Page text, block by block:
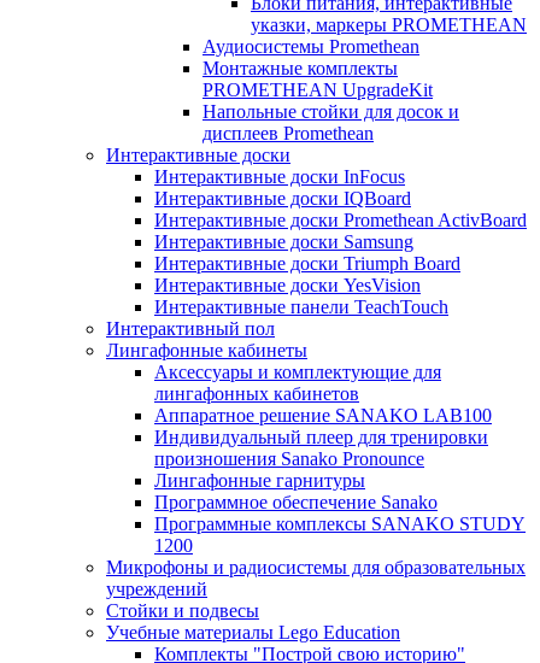
указки, маркеры PROMETHEAN
Аудиосистемы Promethean
Монтажные комплекты
PROMETHEAN UpgradeKit
Напольные стойки для досок и
дисплеев Promethean
Интерактивные доски
Интерактивные доски InFocus
Интерактивные доски IQBoard
Интерактивные доски Promethean ActivBoard
Интерактивные доски Samsung
Интерактивные доски Triumph Board
Интерактивные доски YesVision
Интерактивные панели TeachTouch
Интерактивный пол
Лингафонные кабинеты
Аксессуары и комплектующие для
лингафонных кабинетов
Аппаратное решение SANAKO LAB100
Индивидуальный плеер для тренировки
произношения Sanako Pronounce
Лингафонные гарнитуры
Программное обеспечение Sanako
Программные комплексы SANAKO STUDY
1200
Микрофоны и радиосистемы для образовательных
учреждений
Стойки и подвесы
Учебные материалы Lego Education
Комплекты "Построй свою историю"